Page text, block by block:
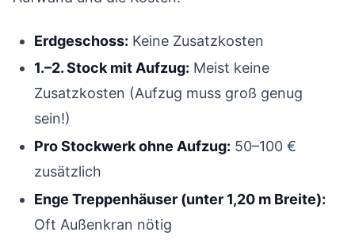
Erdgeschoss: Keine Zusatzkosten
1.–2. Stock mit Aufzug: Meist keine
Zusatzkosten (Aufzug muss groß genug
sein!)
Pro Stockwerk ohne Aufzug: 50–100 €
zusätzlich
Enge Treppenhäuser (unter 1,20 m Breite):
Oft Außenkran nötig